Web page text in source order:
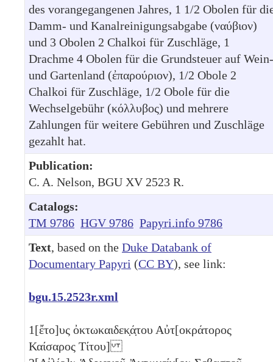
des vorangegangenen Jahres, 1 1/2 Obolen für
Damm- und Kanalreinigungsabgabe (ναύβιον)
und 3 Obolen 2 Chalkoi für Zuschläge, 1
Drachme 4 Obolen für die Grundsteuer auf Wein-
und Gartenland (ἐπαρούριον), 1/2 Obole 2
Chalkoi für Zuschläge, 1/2 Obole für die
Wechselgebühr (κόλλυβος) und mehrere
Zahlungen für weitere Gebühren und Zuschläge
gezahlt hat.
Publication:
C. A. Nelson, BGU XV 2523 R.
Catalogs:
TM 9786 HGV 9786 Papyri.info 9786
Text, based on the Duke Databank of
Documentary Papyri (CC BY), see link:
bgu.15.2523r.xml
1[ἔτο]υς ὀκτωκαιδεκ̣ά̣του Αὐτ[οκράτορος
Καίσαρος Τίτου]